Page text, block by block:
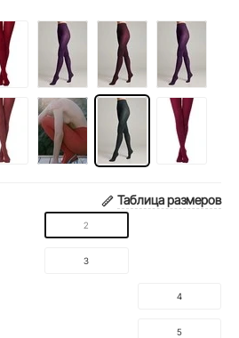
Таблица размеров
2
3
4
5